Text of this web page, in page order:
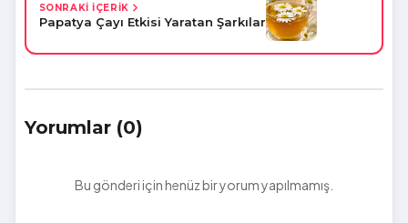
SONRAKİ İÇERİK
Papatya Çayı Etkisi Yaratan Şarkılar
Yorumlar (0)
Bu gönderi için henüz bir yorum yapılmamış.